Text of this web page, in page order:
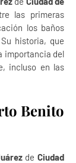
las primeras
los baños
historia, que
importancia del
incluso en las
Benito
de Ciudad